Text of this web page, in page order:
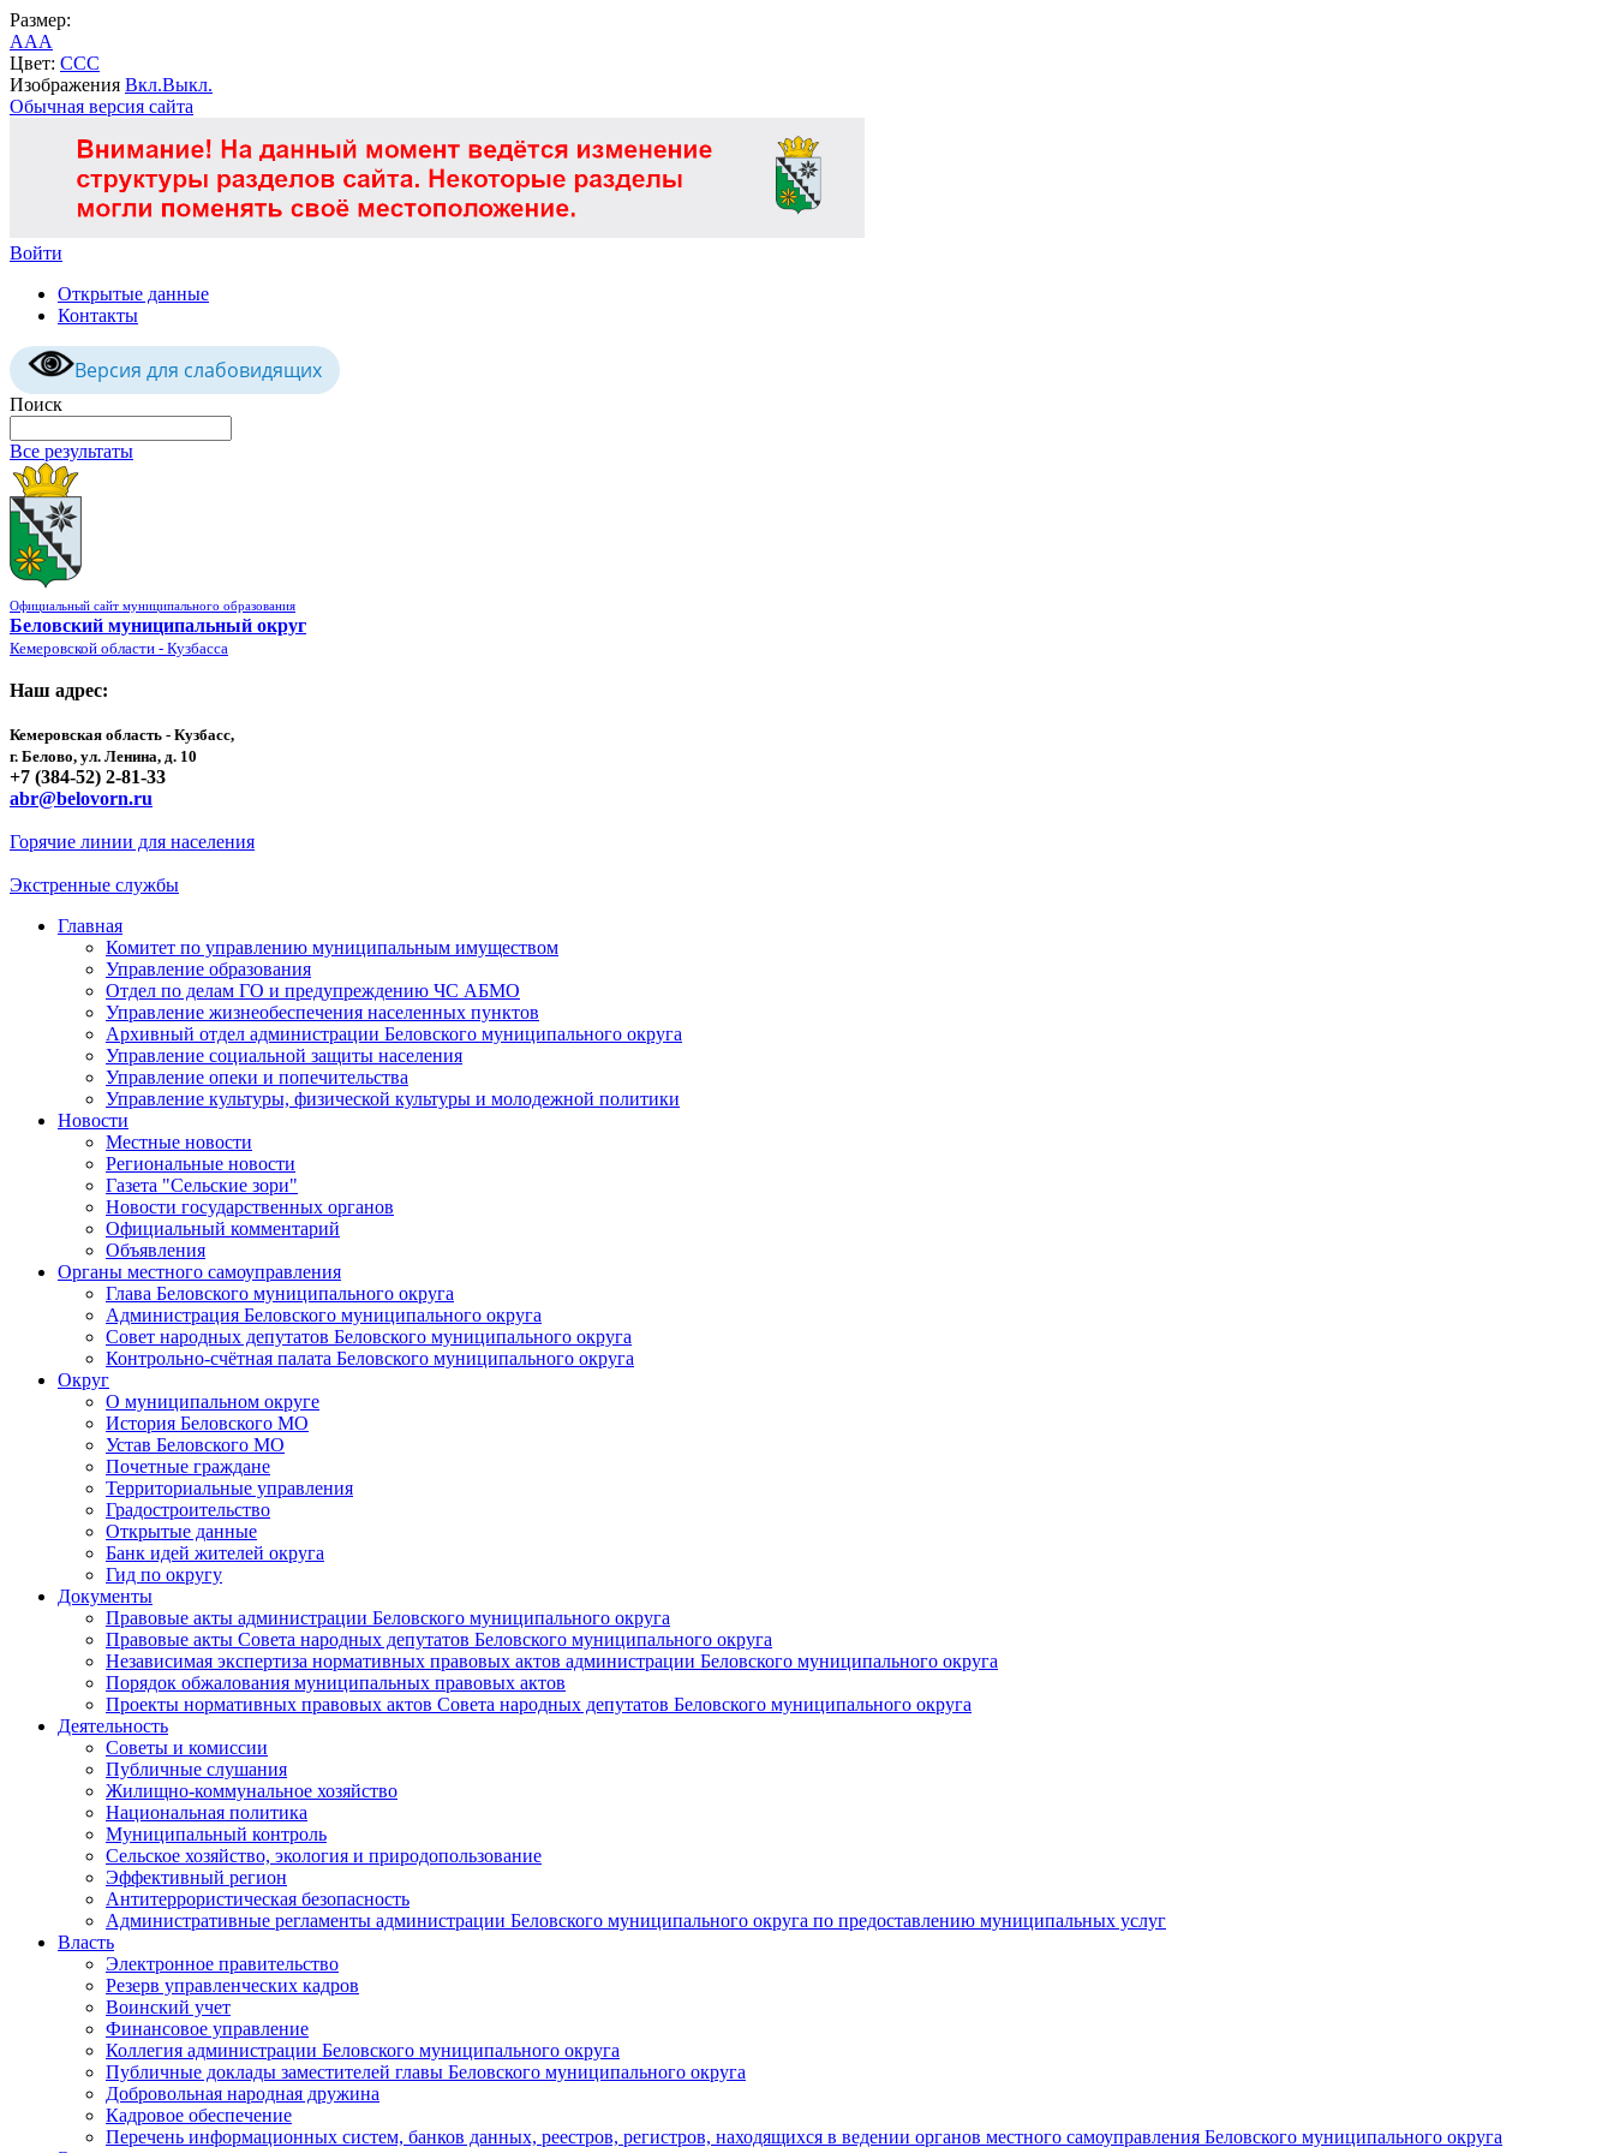
Размер:
AAA
Цвет: CCC
Изображения Вкл.Выкл.
Обычная версия сайта
Войти
Открытые данные
Контакты
Версия для слабовидящих
Поиск
Все результаты
Официальный сайт муниципального образования
Беловский муниципальный округ
Кемеровской области - Кузбасса
Наш адрес:
Кемеровская область - Кузбасс,
г. Белово, ул. Ленина, д. 10
+7 (384-52) 2-81-33
abr@belovorn.ru
Горячие линии для населения
Экстренные службы
Главная
Комитет по управлению муниципальным имуществом
Управление образования
Отдел по делам ГО и предупреждению ЧС АБМО
Управление жизнеобеспечения населенных пунктов
Архивный отдел администрации Беловского муниципального округа
Управление социальной защиты населения
Управление опеки и попечительства
Управление культуры, физической культуры и молодежной политики
Новости
Местные новости
Региональные новости
Газета "Сельские зори"
Новости государственных органов
Официальный комментарий
Объявления
Органы местного самоуправления
Глава Беловского муниципального округа
Администрация Беловского муниципального округа
Совет народных депутатов Беловского муниципального округа
Контрольно-счётная палата Беловского муниципального округа
Округ
О муниципальном округе
История Беловского МО
Устав Беловского МО
Почетные граждане
Территориальные управления
Градостроительство
Открытые данные
Банк идей жителей округа
Гид по округу
Документы
Правовые акты администрации Беловского муниципального округа
Правовые акты Совета народных депутатов Беловского муниципального округа
Независимая экспертиза нормативных правовых актов администрации Беловского муниципального округа
Порядок обжалования муниципальных правовых актов
Проекты нормативных правовых актов Совета народных депутатов Беловского муниципального округа
Деятельность
Советы и комиссии
Публичные слушания
Жилищно-коммунальное хозяйство
Национальная политика
Муниципальный контроль
Сельское хозяйство, экология и природопользование
Эффективный регион
Антитеррористическая безопасность
Административные регламенты администрации Беловского муниципального округа по предоставлению муниципальных услуг
Власть
Электронное правительство
Резерв управленческих кадров
Воинский учет
Финансовое управление
Коллегия администрации Беловского муниципального округа
Публичные доклады заместителей главы Беловского муниципального округа
Добровольная народная дружина
Кадровое обеспечение
Перечень информационных систем, банков данных, реестров, регистров, находящихся в ведении органов местного самоуправления Беловского муниципального округа